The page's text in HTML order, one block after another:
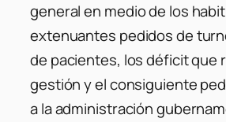
general en medio de los
extenuantes pedidos de
de pacientes, los déficit que
gestión y el consiguiente
a la administración